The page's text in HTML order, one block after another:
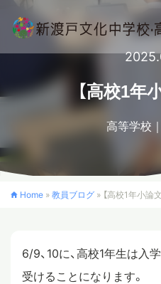
学校概要
中学校
高等学校
【高校1年
高等学校
Home » 教員ブログ » 【高校1年小論
6/9、10に、高校1年生は入
受けることになります。